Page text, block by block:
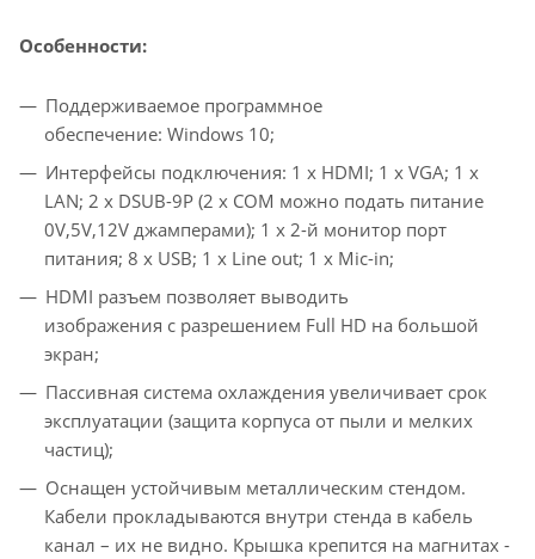
Особенности:
Поддерживаемое программное
обеспечение: Windows 10;
Интерфейсы подключения: 1 x HDMI; 1 x VGA; 1 x
LAN; 2 x DSUB-9P (2 x COM можно подать питание
0V,5V,12V джамперами); 1 x 2-й монитор порт
питания; 8 x USB; 1 x Line out; 1 x Mic-in;
HDMI разъем позволяет выводить
изображения c разрешением Full HD на большой
экран;
Пассивная система охлаждения увеличивает срок
эксплуатации (защита корпуса от пыли и мелких
частиц);
Оснащен устойчивым металлическим стендом.
Кабели прокладываются внутри стенда в кабель
канал – их не видно. Крышка крепится на магнитах -